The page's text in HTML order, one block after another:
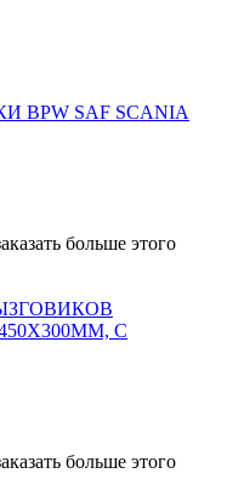
BPW SAF SCANIA
больше этого
С
больше этого